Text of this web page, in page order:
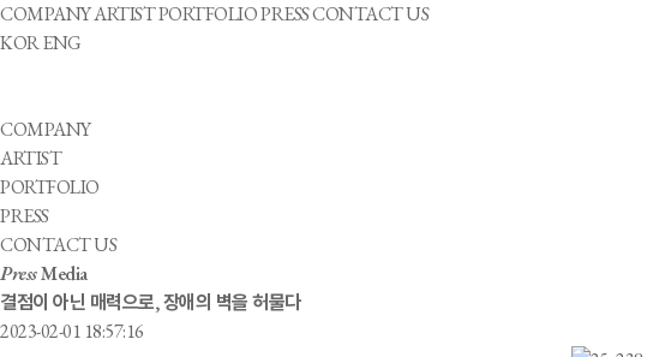
COMPANYARTISTPORTFOLIOPRESSCONTACT US
KORENG
COMPANY
ARTIST
PORTFOLIO
PRESS
CONTACT US
PressMedia
결점이 아닌 매력으로, 장애의 벽을 허물다
2023-02-01 18:57:16